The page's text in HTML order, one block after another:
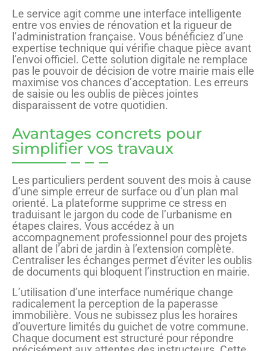
Le service agit comme une interface intelligente
entre vos envies de rénovation et la rigueur de
l’administration française. Vous bénéficiez d’une
expertise technique qui vérifie chaque pièce avant
l’envoi officiel. Cette solution digitale ne remplace
pas le pouvoir de décision de votre mairie mais elle
maximise vos chances d’acceptation. Les erreurs
de saisie ou les oublis de pièces jointes
disparaissent de votre quotidien.
Avantages concrets pour
simplifier vos travaux
Les particuliers perdent souvent des mois à cause
d’une simple erreur de surface ou d’un plan mal
orienté. La plateforme supprime ce stress en
traduisant le jargon du code de l’urbanisme en
étapes claires. Vous accédez à un
accompagnement professionnel pour des projets
allant de l’abri de jardin à l’extension complète.
Centraliser les échanges permet d’éviter les oublis
de documents qui bloquent l’instruction en mairie.
L’utilisation d’une interface numérique change
radicalement la perception de la paperasse
immobilière. Vous ne subissez plus les horaires
d’ouverture limités du guichet de votre commune.
Chaque document est structuré pour répondre